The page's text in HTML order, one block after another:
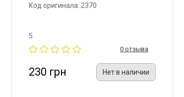
Код оригинала: 2370
5
0 отзыва
230 грн Нет в наличии